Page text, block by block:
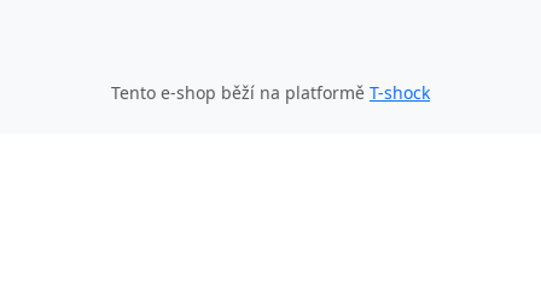
Tento e-shop běží na platformě T-shock